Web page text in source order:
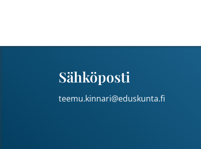
Sähköposti
teemu.kinnari@eduskunta.fi